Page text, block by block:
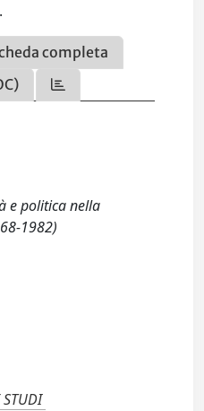
completa
e politica nella
1982)
STUDI